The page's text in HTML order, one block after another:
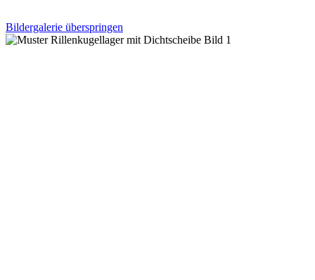
Bildergalerie überspringen